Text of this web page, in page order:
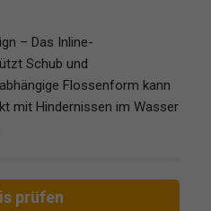
– Das Inline-
Schub und
Flossenform kann
mit Hindernissen im Wasser
prüfen